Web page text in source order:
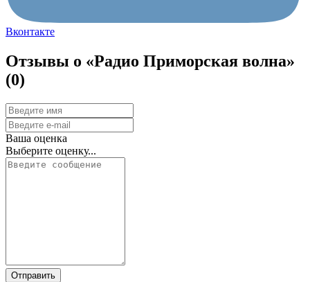
Вконтакте
Отзывы о «Радио Приморская волна»
(0)
Ваша оценка
Выберите оценку...
Отправить